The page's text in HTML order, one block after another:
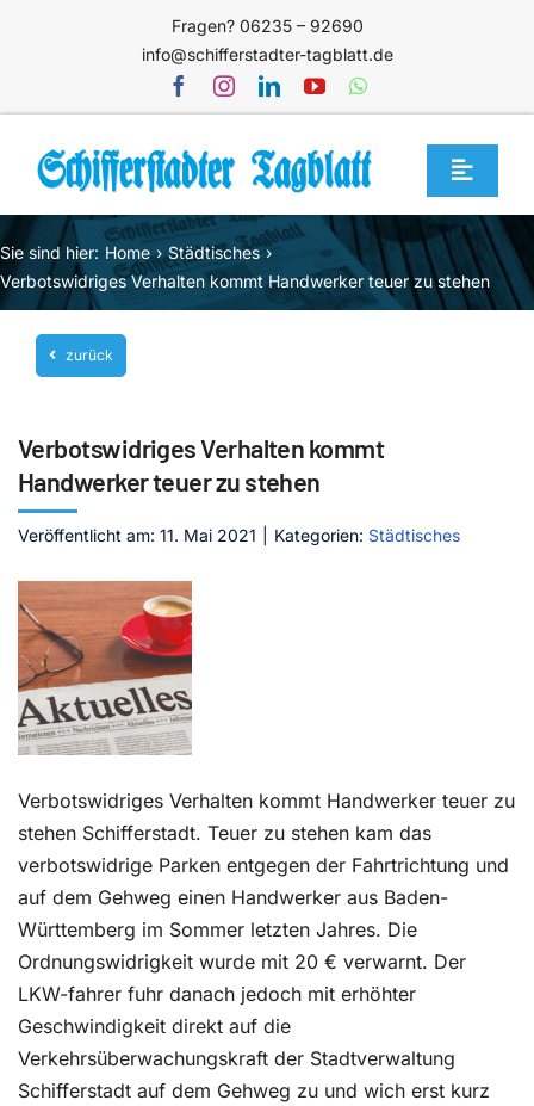
Fragen? 06235 – 92690
info@schifferstadter-tagblatt.de
Toggle
Home
Themen
Blog
Unternehmen
Mediathek
Jetzt abonnieren
Sie sind hier: Home
Städtisches
Verbotswidriges Verhalten kommt Handwerker teuer zu stehen
zurück
Verbotswidriges Verhalten kommt
Handwerker teuer zu stehen
Veröffentlicht am: 11. Mai 2021 Kategorien: Städtisches
Verbotswidriges Verhalten kommt Handwerker teuer zu
stehen Schifferstadt. Teuer zu stehen kam das
verbotswidrige Parken entgegen der Fahrtrichtung und
auf dem Gehweg einen Handwerker aus Baden-
Württemberg im Sommer letzten Jahres. Die
Ordnungswidrigkeit wurde mit 20 € verwarnt. Der
LKW-fahrer fuhr danach jedoch mit erhöhter
Geschwindigkeit direkt auf die
Verkehrsüberwachungskraft der Stadtverwaltung
Schifferstadt auf dem Gehweg zu und wich erst kurz